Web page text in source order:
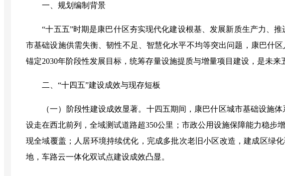
一、规划编制背景
“十五五”时期是康巴什区夯实现代化建设根基、发展新质生产力、
市基础设施供需失衡、韧性不足、智慧化水平不均等突出问题， 康巴什
锚定2030年阶段性发展目标，统筹存量设施提质与增量项目建设，是未来
二、 “十四五”建设成效与现存短板
（一）阶段性建设成效显著。 十四五期间，康巴什区城市基础设施
设走在西北前列，全域测试道路超350公里；市政公用设施保障能力稳步
现全域覆盖；人居环境持续优化，完成多批次老旧小区改造，建成区绿
地，车路云一体化双试点建设成效凸显。